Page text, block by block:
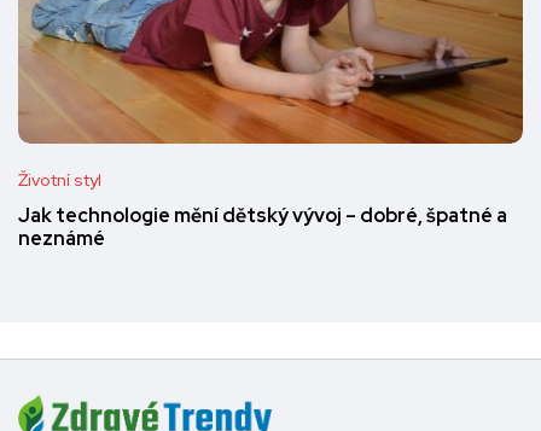
Životní styl
Jak technologie mění dětský vývoj – dobré, špatné a
neznámé